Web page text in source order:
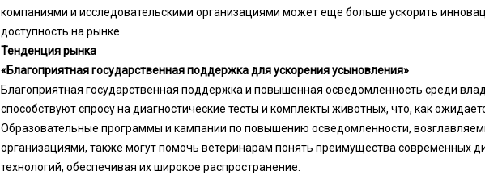
компаниями и исследовательскими организациями может еще больше ускорить
доступность на рынке.
Тенденция рынка
«Благоприятная государственная поддержка для ускорения усыновления»
Благоприятная государственная поддержка и повышенная осведомленность среди
способствуют спросу на диагностические тесты и комплекты животных, что, как
Образовательные программы и кампании по повышению осведомленности,
организациями, также могут помочь ветеринарам понять преимущества современных
технологий, обеспечивая их широкое распространение.